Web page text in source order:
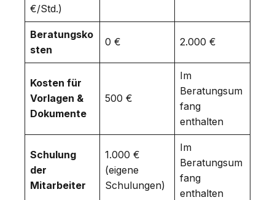
€/Std.)
Beratungsko
sten
0 € 2.000 €
Kosten für
Vorlagen &
Dokumente
500 €
Im
Beratungsum
fang
enthalten
Schulung
der
Mitarbeiter
1.000 €
(eigene
Schulungen)
Im
Beratungsum
fang
enthalten